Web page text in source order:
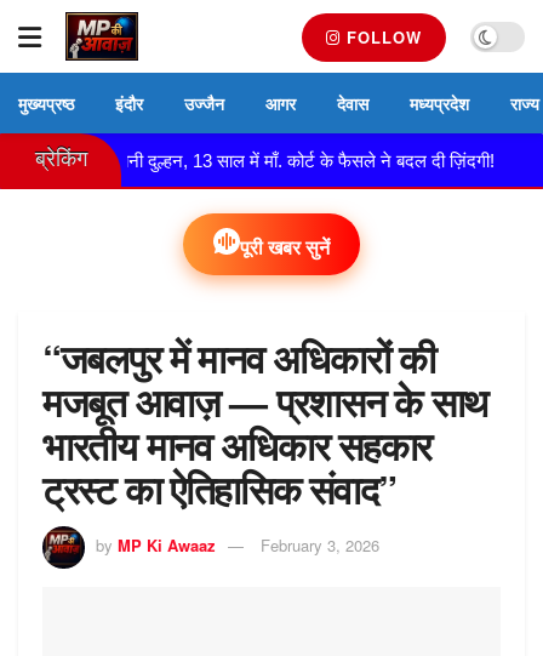
FOLLOW
मुख्यप्रष्ठ इंदौर उज्जैन आगर देवास मध्यप्रदेश राज्य
ब्रेकिंग
बच्ची बनी दुल्हन, 13 साल में माँ. कोर्ट के फैसले ने बदल दी ज़िंदगी! 🚔
पूरी खबर सुनें
“जबलपुर में मानव अधिकारों की
मजबूत आवाज़ — प्रशासन के साथ
भारतीय मानव अधिकार सहकार
ट्रस्ट का ऐतिहासिक संवाद”
by MP Ki Awaaz February 3, 2026